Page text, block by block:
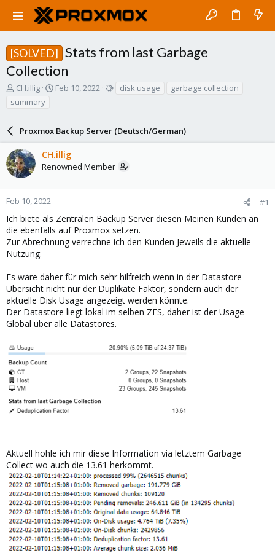
[SOLVED]
Stats from last Garbage
Collection
T
r
d
s
t
a
r
t
r
CH.illig
S
t
d
a
t
Feb 10, 2022 disk usage
garbage collection
summary
Proxmox Backup Server (Deutsch/German)
CH.illig
Renowned Member
Feb 10, 2022 #1
Ich biete als Zentralen Backup Server diesen Meinen Kunden an
die ebenfalls auf Proxmox setzen.
Zur Abrechnung verrechne ich den Kunden Jeweils die aktuelle
Nutzung.
Es wäre daher für mich sehr hilfreich wenn in der Datastore
Übersicht nicht nur der Duplikate Faktor, sondern auch der
aktuelle Disk Usage angezeigt werden könnte.
Der Datastore liegt lokal im selben ZFS, daher ist der Usage
Global über alle Datastores.
Aktuell hohle ich mir diese Information via letztem Garbage
Collect wo auch die 13.61 herkommt.